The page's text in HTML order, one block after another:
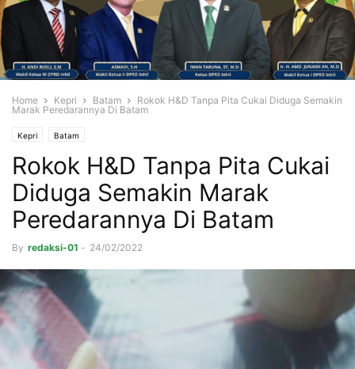
Home Kepri Batam
Rokok H&D Tanpa Pita Cukai Diduga Semakin
Marak Peredarannya Di Batam
Kepri Batam
Rokok H&D Tanpa Pita Cukai
Diduga Semakin Marak
Peredarannya Di Batam
By redaksi-01 - 24/02/2022